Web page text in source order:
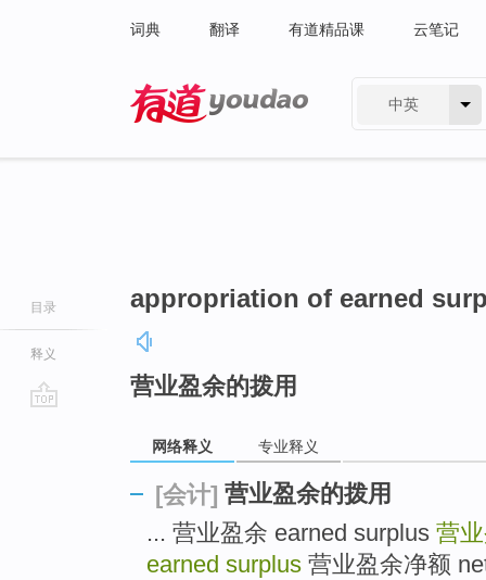
词典 翻译 有道精品课 云笔记
中英
目录
释义
appropriation of earned
营业盈余的拨用
网络释义 专业释义
[会计] 营业盈余的拨用
... 营业盈余 earned surplus 营
earned surplus 营业盈余净额